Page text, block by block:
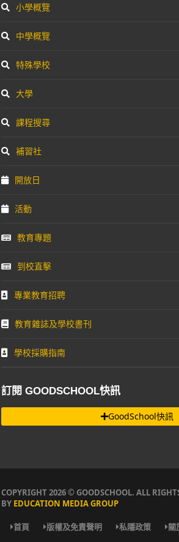
小學概覽
中學概覽
特殊學校
大學
課程搜尋
補習社
開放日
活動
教育專題
到校直擊
專業教育招聘
教育雜誌及學校書刊
學校採購指南
訂閱 GOODSCHOOL快訊
GoodSchool快訊
COPYRIGHT 2026 © GOODSCHOOL. ALL
BY EDUCATION MEDIA GROUP
首頁 版權及免責聲明 私隱政策 關